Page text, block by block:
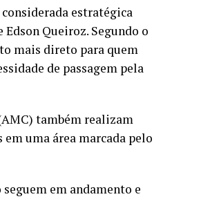
estratégica
Queiroz. Segundo o
mais direto para quem
de passagem pela
também realizam
uma área marcada pelo
em andamento e